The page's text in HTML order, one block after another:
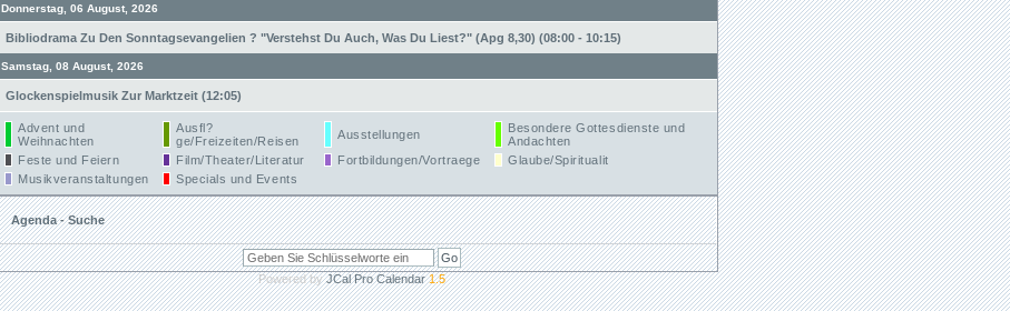
Donnerstag, 06 August, 2026
Bibliodrama Zu Den Sonntagsevangelien ? "Verstehst Du Auch, Was Du Liest?" (Apg 8,30) (08:00 - 10:15)
Samstag, 08 August, 2026
Glockenspielmusik Zur Marktzeit (12:05)
Advent und
Weihnachten
Ausfl?
ge/Freizeiten/Reisen
Ausstellungen
Besondere Gottesdienste und
Andachten
Feste und Feiern
Film/Theater/Literatur Fortbildungen/Vortraege
Glaube/Spiritualit
Musikveranstaltungen
Specials und Events
Agenda - Suche
Powered byJCal Pro Calendar1.5